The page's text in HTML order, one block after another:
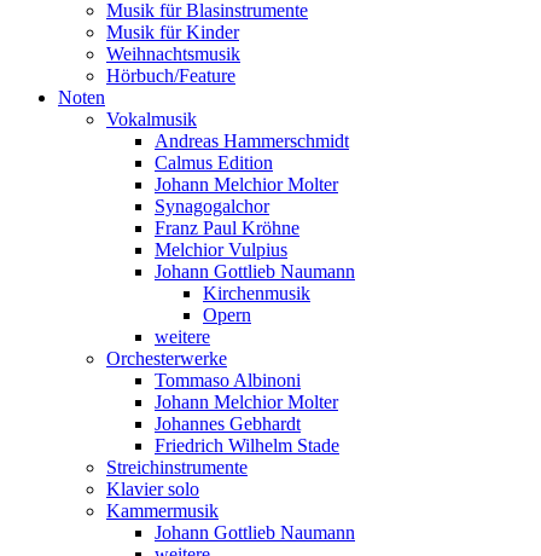
Musik für Blasinstrumente
Musik für Kinder
Weihnachtsmusik
Hörbuch/Feature
Noten
Vokalmusik
Andreas Hammerschmidt
Calmus Edition
Johann Melchior Molter
Synagogalchor
Franz Paul Kröhne
Melchior Vulpius
Johann Gottlieb Naumann
Kirchenmusik
Opern
weitere
Orchesterwerke
Tommaso Albinoni
Johann Melchior Molter
Johannes Gebhardt
Friedrich Wilhelm Stade
Streichinstrumente
Klavier solo
Kammermusik
Johann Gottlieb Naumann